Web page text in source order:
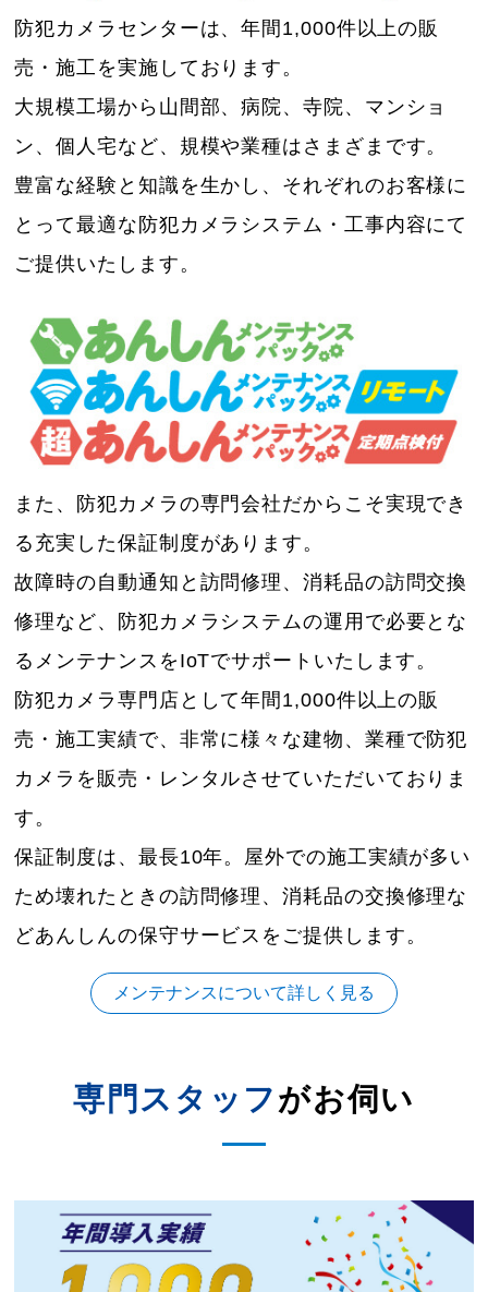
防犯カメラセンターは、年間1,000件以上の販
売・施工を実施しております。
大規模工場から山間部、病院、寺院、マンショ
ン、個人宅など、規模や業種はさまざまです。
豊富な経験と知識を生かし、それぞれのお客様に
とって最適な防犯カメラシステム・工事内容にて
ご提供いたします。
また、防犯カメラの専門会社だからこそ実現でき
る充実した保証制度があります。
故障時の自動通知と訪問修理、消耗品の訪問交換
修理など、防犯カメラシステムの運用で必要とな
るメンテナンスをIoTでサポートいたします。
防犯カメラ専門店として年間1,000件以上の販
売・施工実績で、非常に様々な建物、業種で防犯
カメラを販売・レンタルさせていただいておりま
す。
保証制度は、最長10年。屋外での施工実績が多い
ため壊れたときの訪問修理、消耗品の交換修理な
どあんしんの保守サービスをご提供します。
メンテナンスについて詳しく見る
専門スタッフがお伺い